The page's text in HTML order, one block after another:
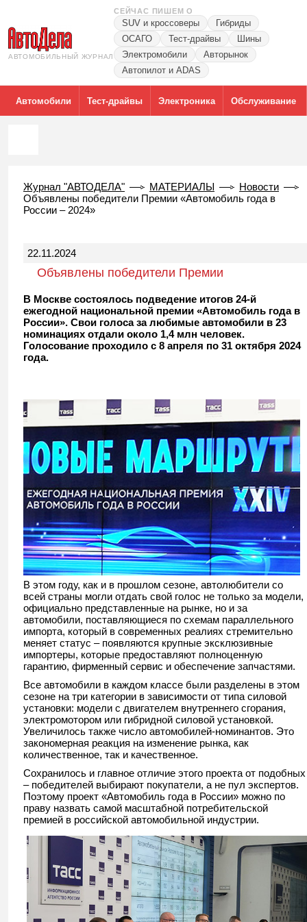
АВТОМОБИЛЬНЫЙ ЖУРНАЛ
СЕЙЧАС ПИШЕМ О
SUV и кроссоверы
Гибриды
ОСАГО
Тест-драйвы
Шины
Электромобили
Авторынок
Автопилот и ADAS
Автомобили Тест-драйвы Электроника Обслуживание
Журнал "АВТОДЕЛА" МАТЕРИАЛЫ
Новости
Объявлены победители Премии «Автомобиль года в
России – 2024»
22.11.2024
Объявлены победители Премии
«Автомобиль года в России – 2024»
В Москве состоялось подведение итогов 24-й
ежегодной национальной премии «Автомобиль года в
России». Свои голоса за любимые автомобили в 23
номинациях отдали около 1,4 млн человек.
Голосование проходило с 8 апреля по 31 октября 2024
года.
В этом году, как и в прошлом сезоне, автолюбители со
всей страны могли отдать свой голос не только за модели,
официально представленные на рынке, но и за
автомобили, поставляющиеся по схемам параллельного
импорта, который в современных реалиях стремительно
меняет статус – появляются крупные эксклюзивные
импортеры, которые предоставляют полноценную
гарантию, фирменный сервис и обеспечение запчастями.
Все автомобили в каждом классе были разделены в этом
сезоне на три категории в зависимости от типа силовой
установки: модели с двигателем внутреннего сгорания,
электромотором или гибридной силовой установкой.
Увеличилось также число автомобилей-номинантов. Это
закономерная реакция на изменение рынка, как
количественное, так и качественное.
Сохранилось и главное отличие этого проекта от подобных
– победителей выбирают покупатели, а не пул экспертов.
Поэтому проект «Автомобиль года в России» можно по
праву назвать самой масштабной потребительской
премией в российской автомобильной индустрии.